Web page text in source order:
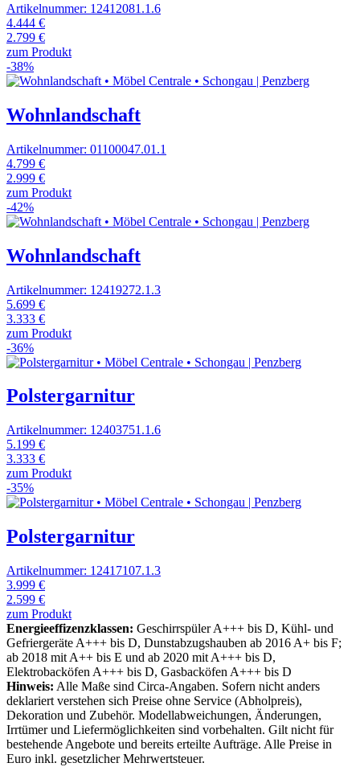
Artikelnummer: 12412081.1.6
4.444 €
2.799 €
zum Produkt
-38%
Wohnlandschaft
Artikelnummer: 01100047.01.1
4.799 €
2.999 €
zum Produkt
-42%
Wohnlandschaft
Artikelnummer: 12419272.1.3
5.699 €
3.333 €
zum Produkt
-36%
Polstergarnitur
Artikelnummer: 12403751.1.6
5.199 €
3.333 €
zum Produkt
-35%
Polstergarnitur
Artikelnummer: 12417107.1.3
3.999 €
2.599 €
zum Produkt
Energieeffizenzklassen: Geschirrspüler A+++ bis D, Kühl- und
Gefriergeräte A+++ bis D, Dunstabzugshauben ab 2016 A+ bis F;
ab 2018 mit A++ bis E und ab 2020 mit A+++ bis D,
Elektrobacköfen A+++ bis D, Gasbacköfen A+++ bis D
Hinweis: Alle Maße sind Circa-Angaben. Sofern nicht anders
deklariert verstehen sich Preise ohne Service (Abholpreis),
Dekoration und Zubehör. Modellabweichungen, Änderungen,
Irrtümer und Liefermöglichkeiten sind vorbehalten. Gilt nicht für
bestehende Angebote und bereits erteilte Aufträge. Alle Preise in
Euro inkl. gesetzlicher Mehrwertsteuer.